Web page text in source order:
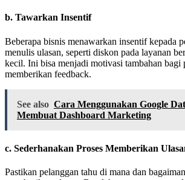
b. Tawarkan Insentif
Beberapa bisnis menawarkan insentif kepada
menulis ulasan, seperti diskon pada layanan
kecil. Ini bisa menjadi motivasi tambahan bagi
memberikan feedback.
See also Cara Menggunakan Google
Membuat Dashboard Marketing
c. Sederhanakan Proses Memberikan
Pastikan pelanggan tahu di mana dan